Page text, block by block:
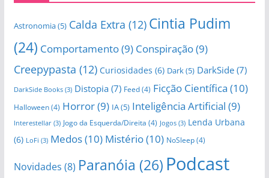
Astronomia(5) Calda Extra (12) Cintia Pudim
(24) Comportamento(9) Conspiração(9)
Creepypasta (12) Curiosidades (6) Dark(5) DarkSide(7)
DarkSide Books(3) Distopia(7) Feed(4) Ficção Científica (10)
Halloween(4) Horror(9) IA(5) Inteligência Artificial (9)
Interestellar(3) Jogo da Esquerda/Direita (4) Jogos(3) Lenda Urbana
(6) LoFi (3) Medos(10) Mistério(10) NoSleep(4)
Novidades (8) Paranóia (26) Podcast